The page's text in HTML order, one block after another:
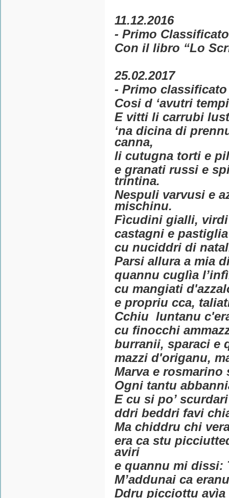
11.12.2016
- Primo
Con il libro “Lo
25.02.2017
- Primo classificato
Cosi d ‘avutri tempi
E vitti li carrubi
‘na dicina di
canna,
li cutugna torti e
e granati russi e
trintina.
Nespuli varvusi e
mischinu.
Fìcudini gialli,
castagni e
cu nuciddri di
Parsi allura a mia
quannu cuglìa
cu mangiati
e propriu cca,
Cchiu luntanu
cu finocchi
burranii, sparaci e
mazzi d'origanu,
Marva e
Ogni tantu
E cu si po’
ddri beddri favi
Ma chiddru chi
era ca stu
aviri
e quannu mi dissi:
M’addunai ca
Ddru picciottu